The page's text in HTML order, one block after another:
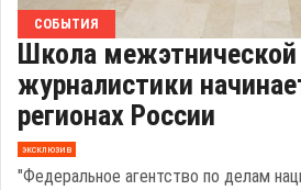
СОБЫТИЯ
Школа межэтнической
журналистики
регионах России
эксклюзив
"Федеральное агентство по делам